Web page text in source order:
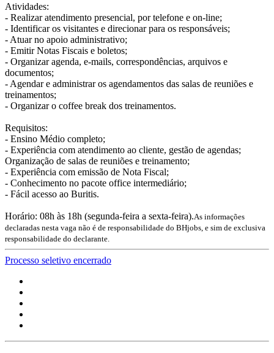
Atividades:
- Realizar atendimento presencial, por telefone e on-line;
- Identificar os visitantes e direcionar para os responsáveis;
- Atuar no apoio administrativo;
- Emitir Notas Fiscais e boletos;
- Organizar agenda, e-mails, correspondências, arquivos e
documentos;
- Agendar e administrar os agendamentos das salas de reuniões e
treinamentos;
- Organizar o coffee break dos treinamentos.
Requisitos:
- Ensino Médio completo;
- Experiência com atendimento ao cliente, gestão de agendas;
Organização de salas de reuniões e treinamento;
- Experiência com emissão de Nota Fiscal;
- Conhecimento no pacote office intermediário;
- Fácil acesso ao Buritis.
Horário: 08h às 18h (segunda-feira a sexta-feira).As informações
declaradas nesta vaga não é de responsabilidade do BHjobs, e sim de exclusiva
responsabilidade do declarante.
Processo seletivo encerrado